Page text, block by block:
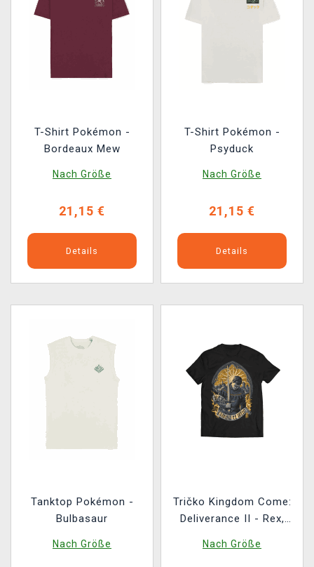
T-Shirt Pokémon -
Bordeaux Mew
Nach Größe
21,15 €
Details
T-Shirt Pokémon -
Psyduck
Nach Größe
21,15 €
Details
Tanktop Pokémon -
Bulbasaur
Nach Größe
Tričko Kingdom Come:
Deliverance II - Rex,
Nach Größe